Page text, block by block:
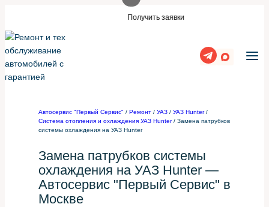
содержимому
Получить заявки
Автосервис "Первый Сервис" / Ремонт / УАЗ / УАЗ Hunter/
Система отопления и охлаждения УАЗ Hunter/ Замена патрубков
системы охлаждения на УАЗ Hunter
Замена патрубков системы
охлаждения на УАЗ Hunter —
Автосервис "Первый Сервис" в
Москве